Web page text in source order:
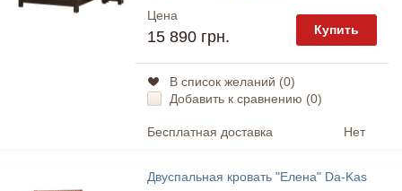
Цена
15 890 грн. Купить
В список желаний (0)
Добавить к сравнению (0)
Бесплатная доставка Нет
Двуспальная кровать "Елена" Da-Kas